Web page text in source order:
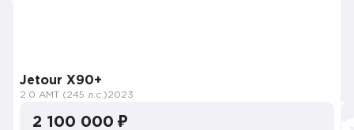
Jetour X90+
2.0 AMT (245 л.с.)2023
2 100 000 ₽